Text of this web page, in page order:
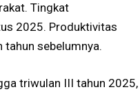
Tingkat
2025. Produktivitas
tahun sebelumnya.
triwulan III tahun 2025,